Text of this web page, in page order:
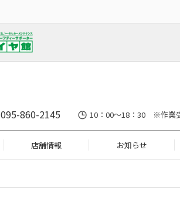
095-860-2145 10：00～18：30 ※作業
店舗情報 お知らせ